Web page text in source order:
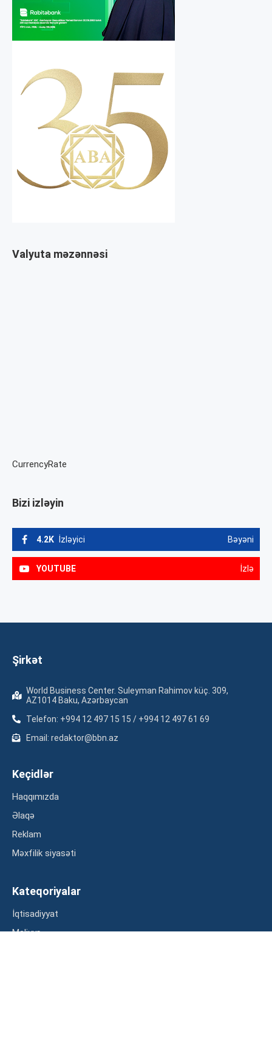
Valyuta məzənnəsi
CurrencyRate
Bizi izləyin
4.2K İzləyici Bəyəni
YOUTUBE İzlə
Şirkət
World Business Center. Suleyman Rahimov küç. 309,
AZ1014 Baku, Azərbaycan
Telefon: +994 12 497 15 15 / +994 12 497 61 69
Email: redaktor@bbn.az
Keçidlər
Haqqımızda
Əlaqə
Reklam
Məxfilik siyasəti
Kateqoriyalar
İqtisadiyyat
Maliyyə